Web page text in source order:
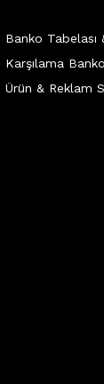
Banko Tabelası
Karşılama
Ürün & Reklam